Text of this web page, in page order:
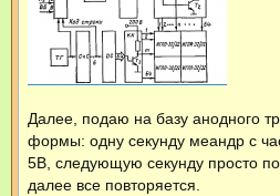
п
о
л
ь
з
о
а
т
е
л
я
Далее, подаю на базу анодного
формы: одну секунду меандр с
5В, следующую секунду просто
далее все повторяется.